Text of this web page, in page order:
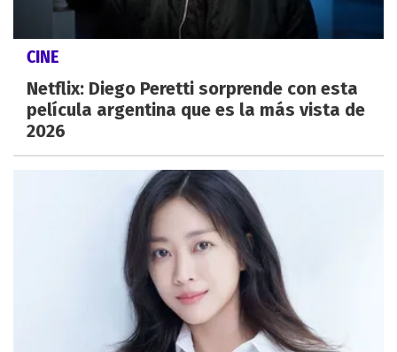
CINE
Netflix: Diego Peretti sorprende con esta
película argentina que es la más vista de
2026